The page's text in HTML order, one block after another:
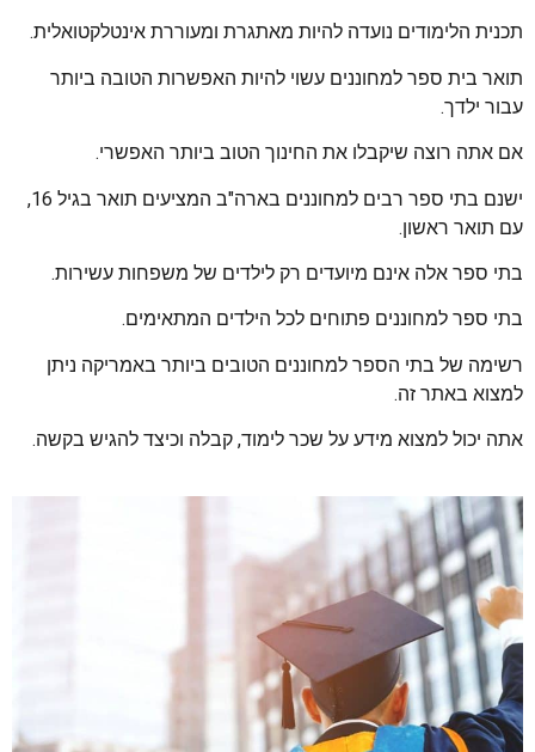
תכנית הלימודים נועדה להיות מאתגרת ומעוררת אינטלקטואלית.
תואר בית ספר למחוננים עשוי להיות האפשרות הטובה ביותר
עבור ילדך.
אם אתה רוצה שיקבלו את החינוך הטוב ביותר האפשרי.
ישנם בתי ספר רבים למחוננים בארה"ב המציעים תואר בגיל 16,
עם תואר ראשון.
בתי ספר אלה אינם מיועדים רק לילדים של משפחות עשירות.
בתי ספר למחוננים פתוחים לכל הילדים המתאימים.
רשימה של בתי הספר למחוננים הטובים ביותר באמריקה ניתן
למצוא באתר זה.
אתה יכול למצוא מידע על שכר לימוד, קבלה וכיצד להגיש בקשה.